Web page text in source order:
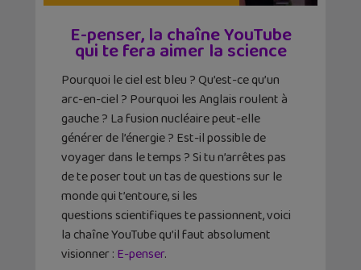
E-penser, la chaîne YouTube
qui te fera aimer la science
Pourquoi le ciel est bleu ? Qu’est-ce qu’un
arc-en-ciel ? Pourquoi les Anglais roulent à
gauche ? La fusion nucléaire peut-elle
générer de l’énergie ? Est-il possible de
voyager dans le temps ? Si tu n’arrêtes pas
de te poser tout un tas de questions sur le
monde qui t’entoure, si les
questions scientifiques te passionnent, voici
la chaîne YouTube qu’il faut absolument
visionner : E-penser.